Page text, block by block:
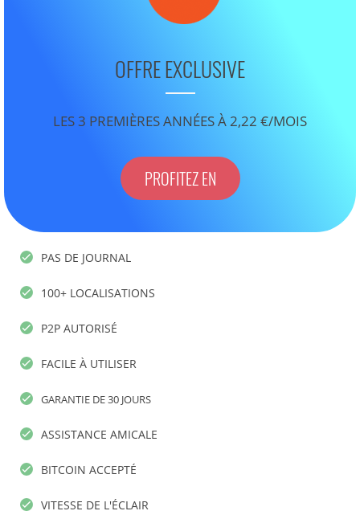
OFFRE EXCLUSIVE
LES 3 PREMIÈRES ANNÉES À 2,22 €/MOIS
PROFITEZ EN
PAS DE JOURNAL
100+ LOCALISATIONS
P2P AUTORISÉ
FACILE À UTILISER
GARANTIE DE 30 JOURS
ASSISTANCE AMICALE
BITCOIN ACCEPTÉ
VITESSE DE L'ÉCLAIR